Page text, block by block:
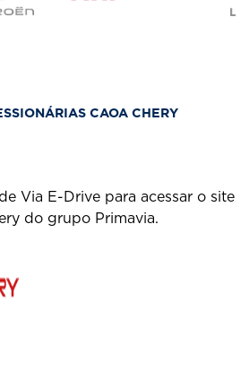
CAOA CHERY
Via E-Drive para acessar o site
do grupo Primavia.